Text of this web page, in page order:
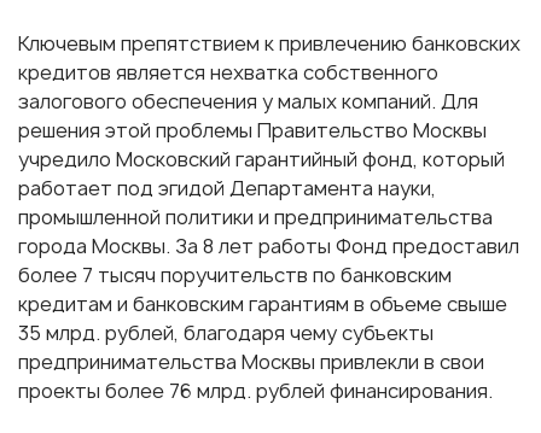
Ключевым препятствием к привлечению банковских
кредитов является нехватка собственного
залогового обеспечения у малых компаний. Для
решения этой проблемы Правительство Москвы
учредило Московский гарантийный фонд, который
работает под эгидой Департамента науки,
промышленной политики и предпринимательства
города Москвы. За 8 лет работы Фонд предоставил
более 7 тысяч поручительств по банковским
кредитам и банковским гарантиям в объеме свыше
35 млрд. рублей, благодаря чему субъекты
предпринимательства Москвы привлекли в свои
проекты более 76 млрд. рублей финансирования.